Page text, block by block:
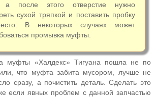
а после этого отверстие нужно
сухой тряпкой и поставить пробку
В некоторых случаях может
промывка муфты.
муфты «Халдекс» Тигуана пошла не по
что муфта забита мусором, лучше не
сразу, а почистить деталь. Сделать это
если явных проблем с данной запчастью